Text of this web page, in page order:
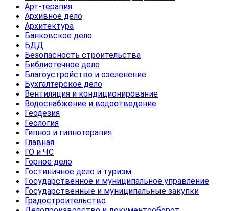
Арт-терапия
Архивное дело
Архитектура
Банковское дело
БДД
Безопасность строительства
Библиотечное дело
Благоустройство и озеленение
Бухгалтерское дело
Вентиляция и кондиционирование
Водоснабжение и водоотведение
Геодезия
Геология
Гипноз и гипнотерапия
Главная
ГО и ЧС
Горное дело
Гостиничное дело и туризм
Государственное и муниципальное управление
Государственные и муниципальные закупки
Градостроительство